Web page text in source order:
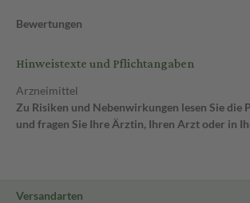
Bewertungen
Hinweistexte und Pflichtangaben
Arzneimittel
Zu Risiken und Nebenwirkungen lesen Sie die
und fragen Sie Ihre Ärztin, Ihren Arzt oder in
Versandarten